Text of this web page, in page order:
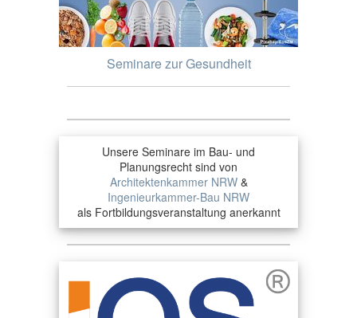
Seminare zur Gesundheit
Unsere Seminare im Bau- und
Planungsrecht sind von
Architektenkammer NRW&
Ingenieurkammer-Bau NRW
als Fortbildungsveranstaltung anerkannt